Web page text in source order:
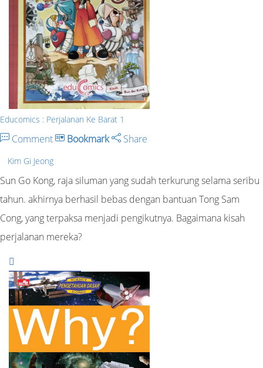
Educomics : Perjalanan Ke Barat 1
Comment Bookmark Share
Kim Gi Jeong
Sun Go Kong, raja siluman yang sudah terkurung selama seribu
tahun. akhirnya berhasil bebas dengan bantuan Tong Sam
Cong, yang terpaksa menjadi pengikutnya. Bagaimana kisah
perjalanan mereka?